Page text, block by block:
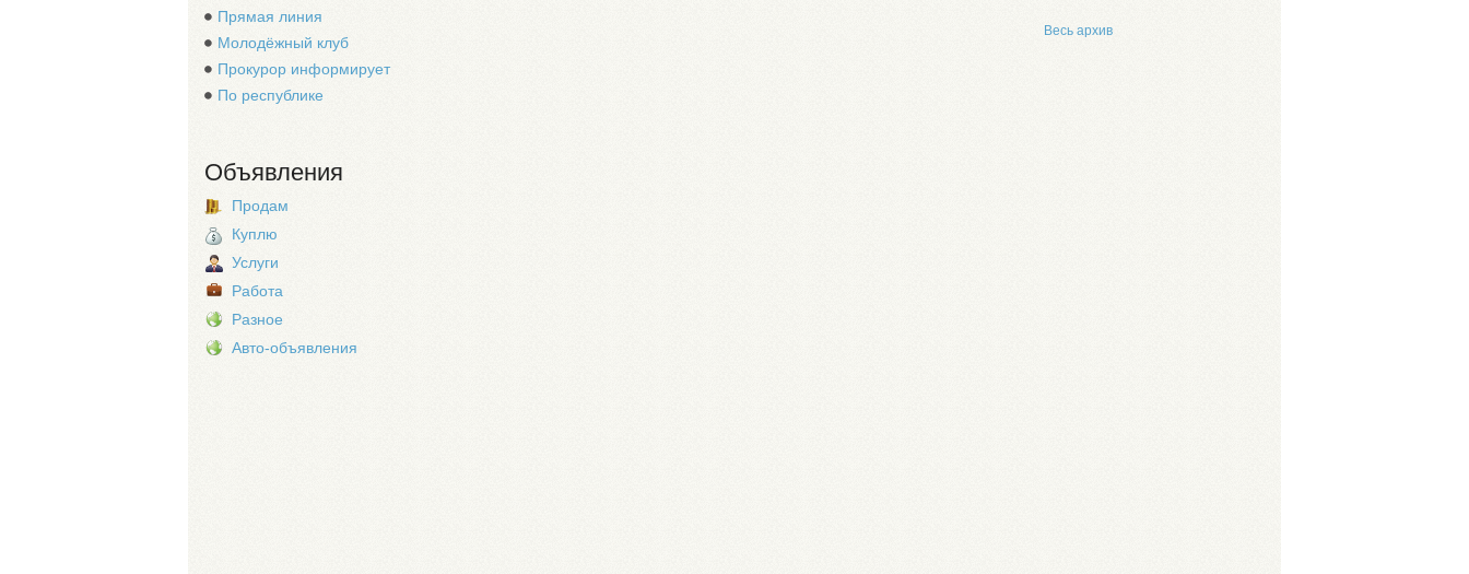
Прямая линия
Молодёжный клуб
Прокурор информирует
По республике
Объявления
Продам
Куплю
Услуги
Работа
Разное
Авто-объявления
Весь архив